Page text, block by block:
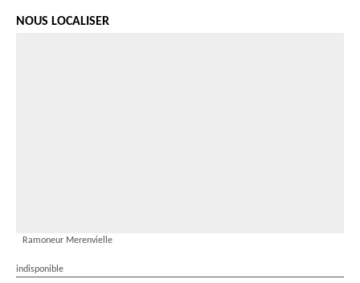
NOUS LOCALISER
Ramoneur Merenvielle
indisponible